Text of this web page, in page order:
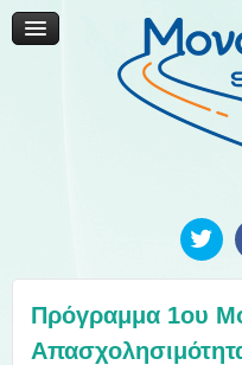
Φωτογραφίες
Πρόγραμμα 1ου